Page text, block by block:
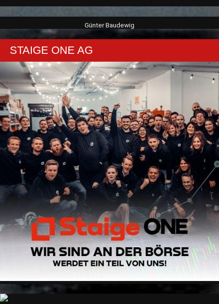
Günter Baudewig
STAIGE ONE AG